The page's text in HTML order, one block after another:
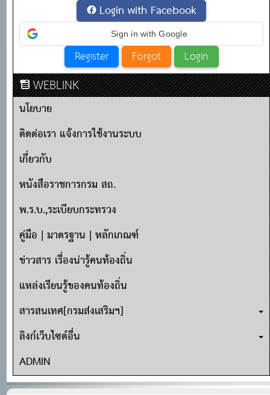
Login with Facebook
Sign in with Google
WEBLINK
นโยบาย
ติดต่อเรา แจ้งการใช้งานระบบ
เกี่ยวกับ
หนังสือราชการกรม สถ.
พ.ร.บ.,ระเบียบกระทรวง
คู่มือ | มาตรฐาน | หลักเกณฑ์
ข่าวสาร เรื่องน่ารู้คนท้องถิ่น
แหล่งเรียนรู้ของคนท้องถิ่น
สารสนเทศ[กรมส่งเสริมฯ]
ลิงก์เว็บไซต์อื่น
ADMIN